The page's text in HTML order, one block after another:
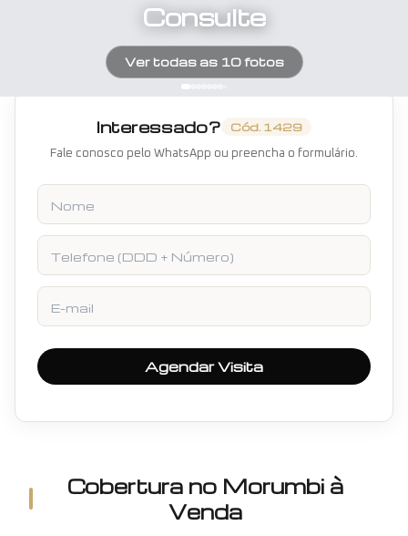
Consulte
Ver todas as 10fotos
Cobertura no Morumbi à
Venda
Interessado? Cód. 1429
Fale conosco pelo WhatsApp ou preencha o formulário.
Nome
Telefone
E-mail
Agendar Visita